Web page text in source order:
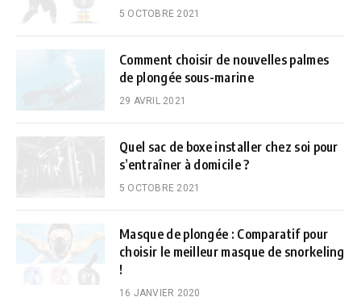
5 OCTOBRE 2021
Comment choisir de nouvelles palmes
de plongée sous-marine
29 AVRIL 2021
Quel sac de boxe installer chez soi pour
s’entraîner à domicile ?
5 OCTOBRE 2021
Masque de plongée : Comparatif pour
choisir le meilleur masque de snorkeling
!
16 JANVIER 2020